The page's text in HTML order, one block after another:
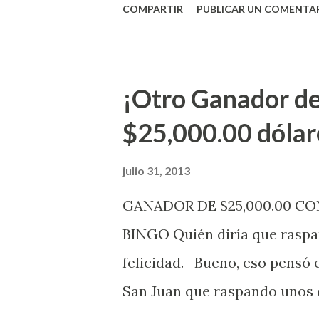
indicó López. Sobre el
mismo se continuará
jugadores podrán conocer
de la página electrónica de
COMPARTIR PUBLICAR UN
¡Otro Ganador
$25,000.00
julio 31, 2013
GANADOR DE $25,000.00
BINGO Quién diría que
felicidad. Bueno, eso pensó
San Juan que raspando